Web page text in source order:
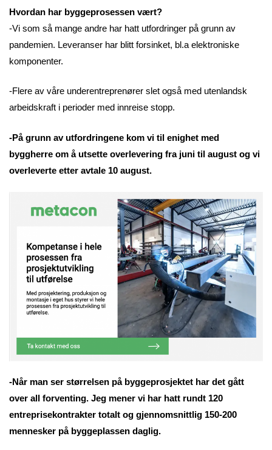
Hvordan har byggeprosessen vært?
-Vi som så mange andre har hatt utfordringer på grunn av
pandemien. Leveranser har blitt forsinket, bl.a elektroniske
komponenter.
-Flere av våre underentreprenører slet også med utenlandsk
arbeidskraft i perioder med innreise stopp.
-På grunn av utfordringene kom vi til enighet med
byggherre om å utsette overlevering fra juni til august og vi
overleverte etter avtale 10 august.
-Når man ser størrelsen på byggeprosjektet har det gått
over all forventing. Jeg mener vi har hatt rundt 120
entreprisekontrakter totalt og gjennomsnittlig 150-200
mennesker på byggeplassen daglig.